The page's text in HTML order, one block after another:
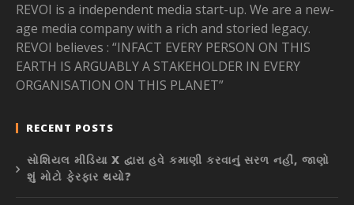
REVOI is a independent media start-up. We are a new-
age media company with a rich and storied legacy.
REVOI believes : “INFACT EVERY PERSON ON THIS
EARTH IS ARGUABLY A STAKEHOLDER IN EVERY
ORGANISATION ON THIS PLANET”
RECENT POSTS
સોશિયલ મીડિયા X દ્વારા હવે કમાણી કરવાનું સરળ નહીં, જાણો
શું મોટો ફેરફાર થયો?